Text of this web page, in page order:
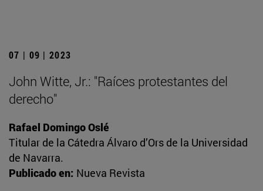
07 | 09 | 2023
John Witte, Jr.: "Raíces protestantes del
derecho"
Rafael Domingo Oslé
Titular de la Cátedra Álvaro d’Ors de la Universidad
de Navarra.
Publicado en: Nueva Revista